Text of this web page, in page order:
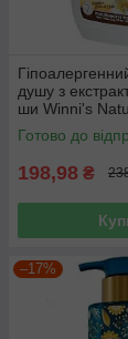
душу з
ши Winni's
Doccia Vaniglia
Готово до
198,98 ₴
–17%